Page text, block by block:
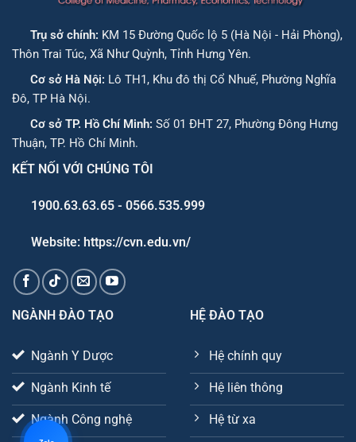
Trụ sở chính: KM 15 Đường Quốc lộ 5 (Hà Nội - Hải Phòng),
Thôn Trai Túc, Xã Như Quỳnh, Tỉnh Hưng Yên.
Cơ sở Hà Nội: Lô TH1, Khu đô thị Cổ Nhuế, Phường Nghĩa
Đô, TP Hà Nội.
Cơ sở TP. Hồ Chí Minh: Số 01 ĐHT 27, Phường Đông Hưng
Thuận, TP. Hồ Chí Minh.
KẾT NỐI VỚI CHÚNG TÔI
1900.63.63.65 - 0566.535.999
Website: https://cvn.edu.vn/
NGÀNH ĐÀO TẠO
Ngành Y Dược
Ngành Kinh tế
Ngành Công nghệ
HỆ ĐÀO TẠO
Hệ chính quy
Hệ liên thông
Hệ từ xa